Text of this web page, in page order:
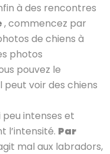
à des rencontres
, commencez par
de chiens à
photos
pouvez le
voir des chiens
intenses et
l’intensité. Par
mal aux labradors,